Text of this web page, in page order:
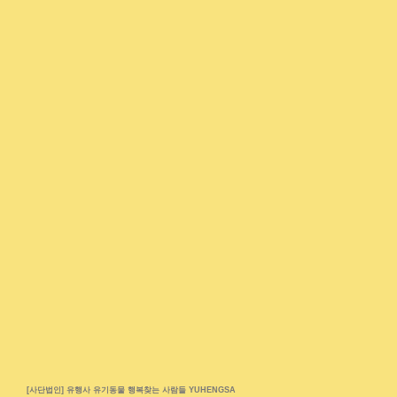
[사단법인] 유행사 유기동물 행복찾는 사람들 YUHENGSA